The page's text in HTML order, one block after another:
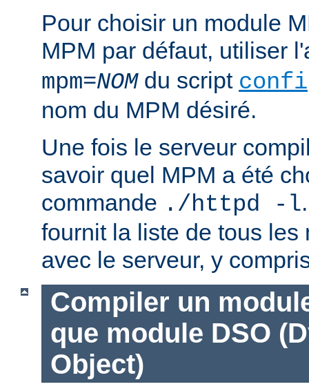
Pour choisir un module
MPM par défaut, utiliser
mpm=NOMdu script
nom du MPM désiré.
Une fois le serveur
savoir quel MPM a été
commande ./httpd -l
fournit la liste de tous les
avec le serveur, y
Compiler un
que module DSO
Object)